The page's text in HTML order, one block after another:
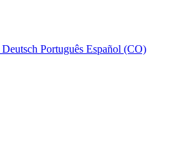
Deutsch Português Español (CO)